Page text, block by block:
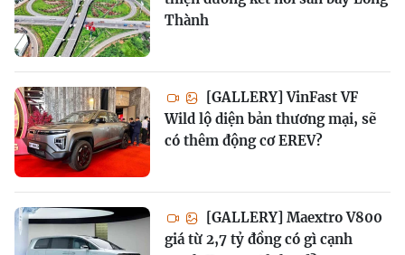
Thành
[GALLERY] VinFast VF
Wild lộ diện bản thương mại, sẽ
có thêm động cơ EREV?
[GALLERY] Maextro V800
giá từ 2,7 tỷ đồng có gì cạnh